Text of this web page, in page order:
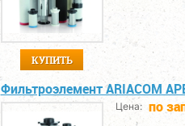
КУПИТЬ
Фильтроэлемент ARIACOM
Цена: по